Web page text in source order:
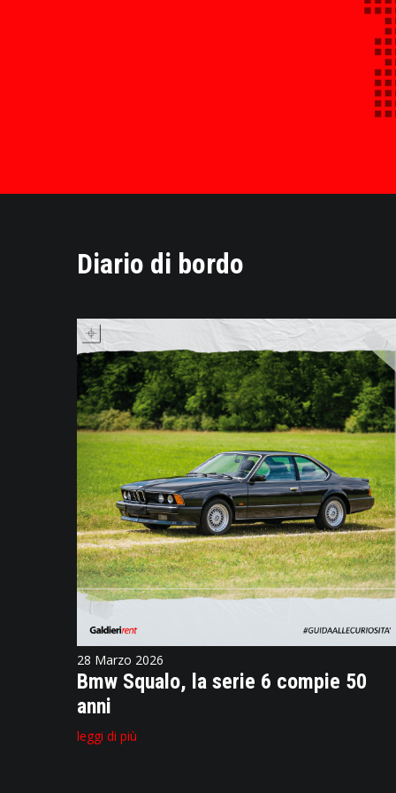
Diario di bordo
28 Marzo 2026
Bmw Squalo, la serie 6 compie 50
anni
leggi di più